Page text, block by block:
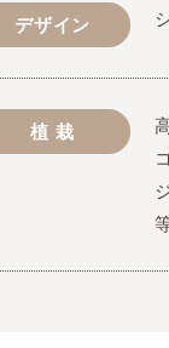
デザイン
植 栽